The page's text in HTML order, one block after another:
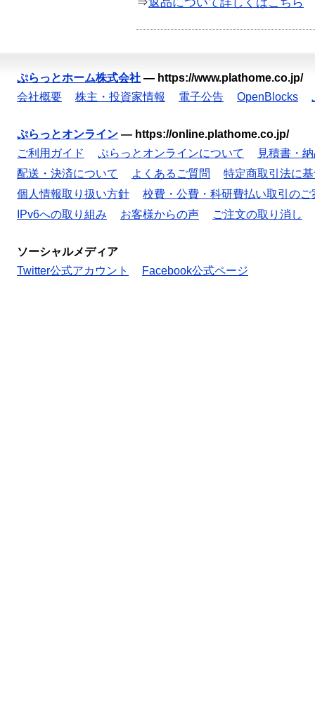
⇒返品について詳しくはこちら
ぷらっとホーム株式会社 — https://www.plathome.co.jp/
会社概要
株主・投資家情報 電子公告 OpenBlocks
ぷらっとオンライン — https://online.plathome.co.jp/
ご利用ガイド
ぷらっとオンラインについて
見積書・
配送・決済について
よくあるご質問
特定商取引法に
個人情報取り扱い方針
校費・公費・科研費払い取引のご
IPv6への取り組み
お客様からの声 ご注文の取り消し
ソーシャルメディア
Twitter公式アカウント
Facebook公式ページ